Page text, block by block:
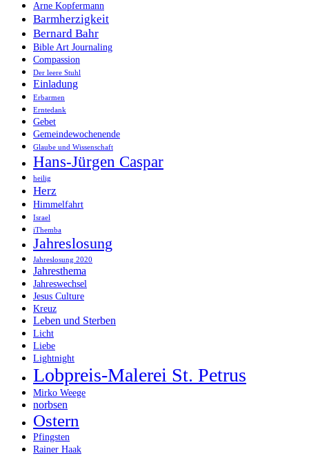
Arne Kopfermann
Barmherzigkeit
Bernard Bahr
Bible Art Journaling
Compassion
Der leere Stuhl
Einladung
Erbarmen
Erntedank
Gebet
Gemeindewochenende
Glaube und Wissenschaft
Hans-Jürgen Caspar
heilig
Herz
Himmelfahrt
Israel
iThemba
Jahreslosung
Jahreslosung 2020
Jahresthema
Jahreswechsel
Jesus Culture
Kreuz
Leben und Sterben
Licht
Liebe
Lightnight
Lobpreis-Malerei St. Petrus
Mirko Weege
norbsen
Ostern
Pfingsten
Rainer Haak